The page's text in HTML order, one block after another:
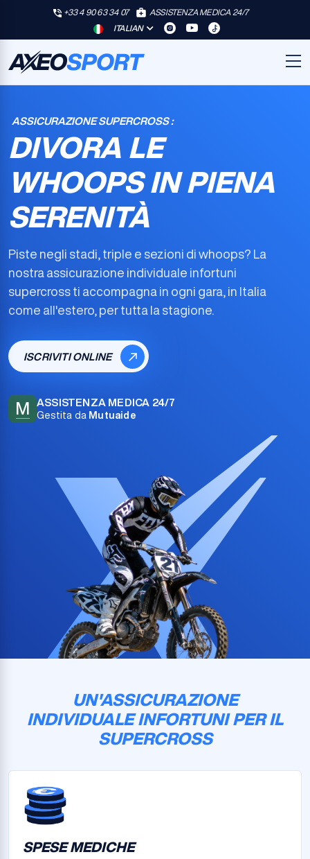
+33 4 90 63 34 07
ASSISTENZA MEDICA 24/7
ITALIAN
ASSICURAZIONE SUPERCROSS :
DIVORA LE
WHOOPS IN PIENA
SERENITÀ
Piste negli stadi, triple e sezioni di whoops? La
nostra assicurazione individuale infortuni
supercross ti accompagna in ogni gara, in Italia
come all'estero, per tutta la stagione.
ISCRIVITI ONLINE
M ASSISTENZA MEDICA 24/7
Gestita da Mutuaide
UN'ASSICURAZIONE
INDIVIDUALE INFORTUNI PER IL
SUPERCROSS
SPESE MEDICHE